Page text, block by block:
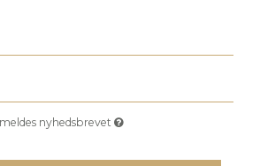
nyhedsbrevet